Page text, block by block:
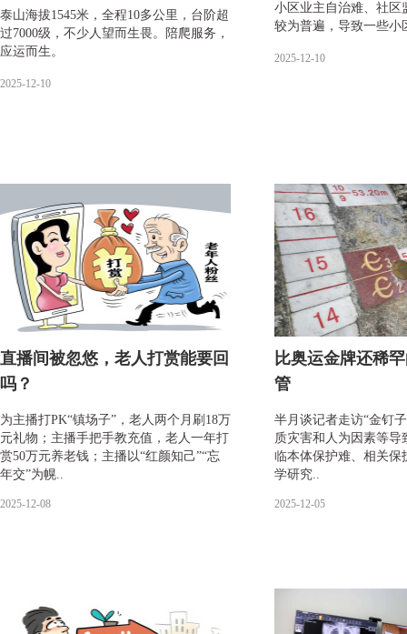
泰山海拔1545米，全程10多公里，台阶超
过7000级，不少人望而生畏。陪爬服务，
应运而生。
2025-12-10
小区业主自治难、社区
较为普遍，导致一些小
2025-12-10
直播间被忽悠，老人打赏能要回
吗？
为主播打PK“镇场子”，老人两个月刷18万
元礼物；主播手把手教充值，老人一年打
赏50万元养老钱；主播以“红颜知己”“忘
年交”为幌..
2025-12-08
比奥运金牌还稀
管
半月谈记者走访“金钉
质灾害和人为因素等导
临本体保护难、相关保
学研究..
2025-12-05